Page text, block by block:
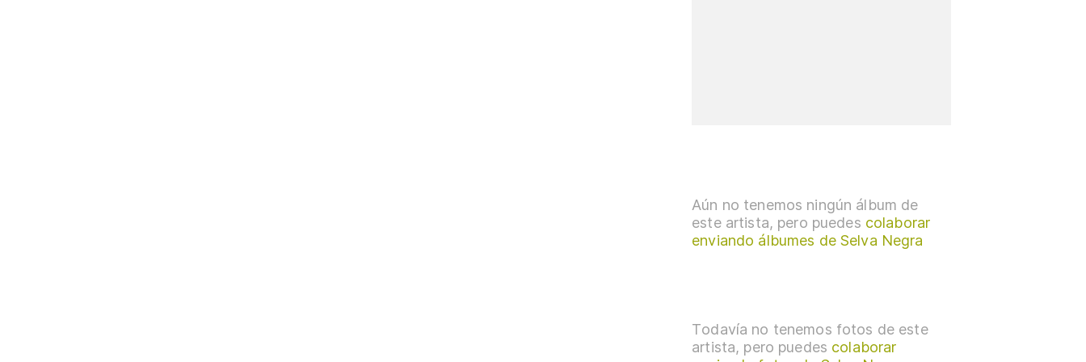
Aún no tenemos ningún álbum de
este artista, pero puedes colaborar
enviando álbumes de Selva Negra
Todavía no tenemos fotos de este
artista, pero puedes colaborar